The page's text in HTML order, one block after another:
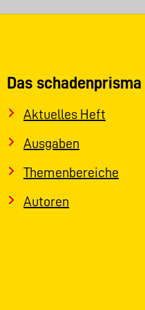
Das schadenprisma
Aktuelles Heft
Ausgaben
Themenbereiche
Autoren